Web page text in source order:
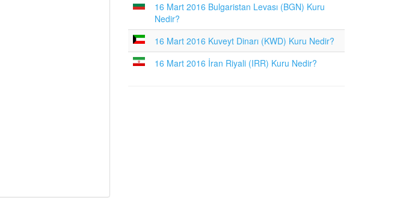
16 Mart 2016 Bulgaristan Levası (BGN) Kuru
Nedir?
16 Mart 2016 Kuveyt Dinarı (KWD) Kuru Nedir?
16 Mart 2016 İran Riyali (IRR) Kuru Nedir?